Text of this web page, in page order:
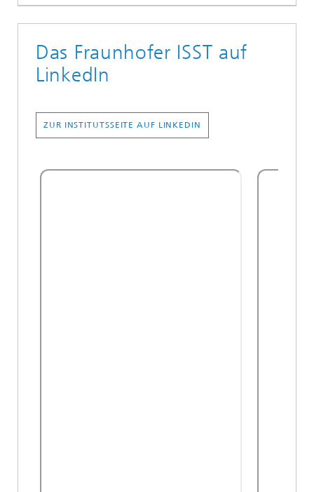
Das Fraunhofer ISST auf
LinkedIn
ZUR INSTITUTSSEITE AUF LINKEDIN